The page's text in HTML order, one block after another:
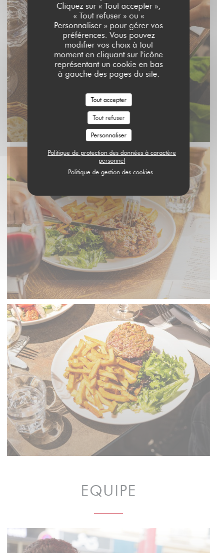
Cliquez sur « Tout accepter »,
« Tout refuser » ou «
Personnaliser » pour gérer vos
préférences. Vous pouvez
modifier vos choix à tout
moment en cliquant sur l'icône
représentant un cookie en bas
à gauche des pages du site.
Tout accepter
Tout refuser
Personnaliser
Politique de protection des données à caractère
personnel
Politique de gestion des cookies
EQUIPE